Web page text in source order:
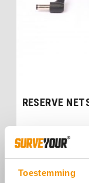
Toestemming
RESERVE